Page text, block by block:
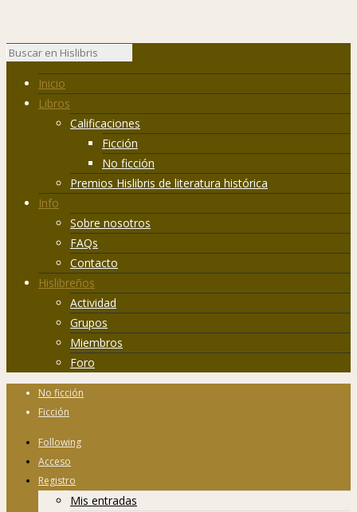
Inicio
Libros
Calificaciones
Ficción
No ficción
Premios Hislibris de literatura histórica
Info
Sobre nosotros
FAQs
Contacto
Hislibreños
Actividad
Grupos
Miembros
Foro
No ficción
Ficción
Following
Acceso
Registro
Mis entradas